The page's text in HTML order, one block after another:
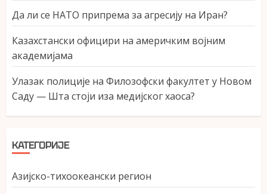
Да ли се НАТО припрема за агресију на Иран?
Казахстански официри на америчким војним
академијама
Улазак полиције на Филозофски факултет у Новом
Саду — Шта стоји иза медијског хаоса?
КАТЕГОРИЈЕ
Азијско-тихоокеански регион